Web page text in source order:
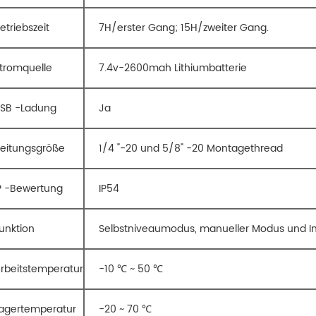
7H/erster Gang; 15H/zweiter Gang.
7.4v-2600mah Lithiumbatterie
-Ladung Ja
1/4 "-20 und 5/8" -20 Montagethread
-Bewertung IP54
Selbstniveaumodus, manueller Modus und
-10 ℃ ~ 50 ℃
-20 ~ 70 ℃